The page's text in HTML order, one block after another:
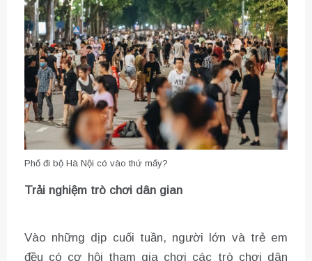
Phố đi bộ Hà Nội có vào thứ mấy?
Trải nghiệm trò chơi dân gian
Vào những dịp cuối tuần, người lớn và trẻ em
đều có cơ hội tham gia chơi các trò chơi dân